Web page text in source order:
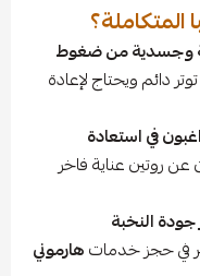
وجسدية من ضغوط
دائم ويحتاج لإعادة
في استعادة
روتين عناية فاخر
النخبة
في حجز خدماتهارموني